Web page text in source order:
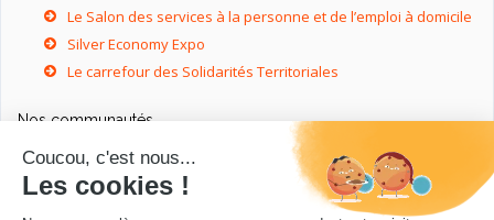
Le Salon des services à la personne et de l’emploi à domicile
Silver Economy Expo
Le carrefour des Solidarités Territoriales
Nos communautés